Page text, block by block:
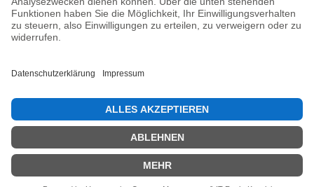
Unsere Prüfsiegel